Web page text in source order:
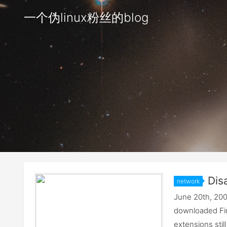
一个伪linux粉丝的blog
network
in Firefox
June 20th,
downloaded
extensions